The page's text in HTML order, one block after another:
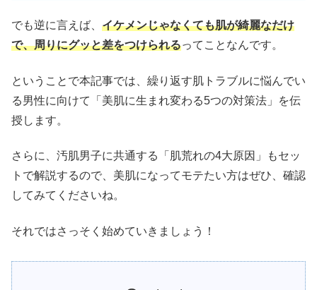
でも逆に言えば、 イケメンじゃなくても肌が綺麗なだけ
で、周りにグッと差をつけられるってことなんです。
ということで本記事では、繰り返す肌トラブルに悩んでい
る男性に向けて「美肌に生まれ変わる5つの対策法」を伝
授します。
さらに、汚肌男子に共通する「肌荒れの4大原因」もセッ
トで解説するので、美肌になってモテたい方はぜひ、確認
してみてくださいね。
それではさっそく始めていきましょう！